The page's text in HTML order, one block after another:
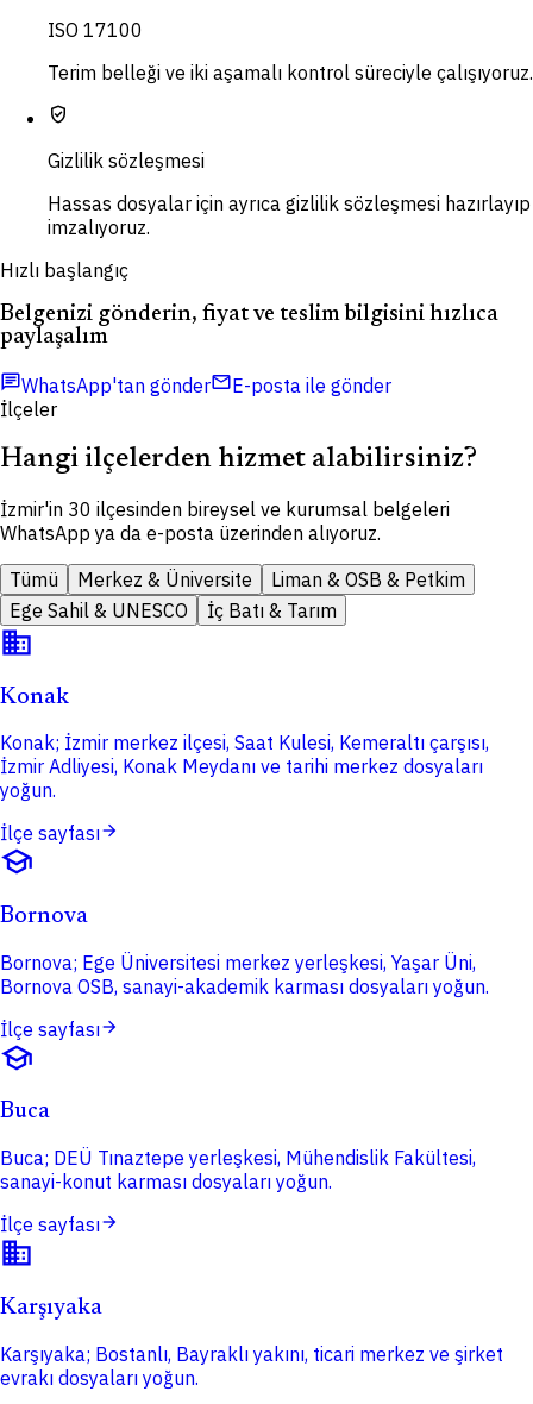
ISO 17100
Terim belleği ve iki aşamalı kontrol süreciyle çalışıyoruz.
verified_user
Gizlilik sözleşmesi
Hassas dosyalar için ayrıca gizlilik sözleşmesi hazırlayıp
imzalıyoruz.
Hızlı başlangıç
Belgenizi gönderin, fiyat ve teslim bilgisini hızlıca
paylaşalım
chatWhatsApp'tan göndermailE-posta ile gönder
İlçeler
Hangi ilçelerden hizmet alabilirsiniz?
İzmir'in 30 ilçesinden bireysel ve kurumsal belgeleri
WhatsApp ya da e-posta üzerinden alıyoruz.
Tümü
Merkez & Üniversite
Liman & OSB & Petkim
Ege Sahil & UNESCO
İç Batı & Tarım
domain
Konak
Konak; İzmir merkez ilçesi, Saat Kulesi, Kemeraltı çarşısı,
İzmir Adliyesi, Konak Meydanı ve tarihi merkez dosyaları
yoğun.
İlçe sayfasıarrow_forward
school
Bornova
Bornova; Ege Üniversitesi merkez yerleşkesi, Yaşar Üni,
Bornova OSB, sanayi-akademik karması dosyaları yoğun.
İlçe sayfasıarrow_forward
school
Buca
Buca; DEÜ Tınaztepe yerleşkesi, Mühendislik Fakültesi,
sanayi-konut karması dosyaları yoğun.
İlçe sayfasıarrow_forward
domain
Karşıyaka
Karşıyaka; Bostanlı, Bayraklı yakını, ticari merkez ve şirket
evrakı dosyaları yoğun.